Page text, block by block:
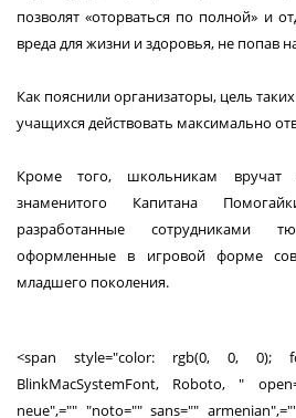
позволят «оторваться по полной» и
вреда для жизни и здоровья, не попав
Как пояснили организаторы, цель
учащихся действовать максимально
Кроме того, школьникам вручат
знаменитого Капитана
разработанные сотрудниками
оформленные в игровой форме
младшего поколения.
<span style="color: rgb(0, 0, 0);
BlinkMacSystemFont, Roboto, "
neue",="" "noto="" sans=""